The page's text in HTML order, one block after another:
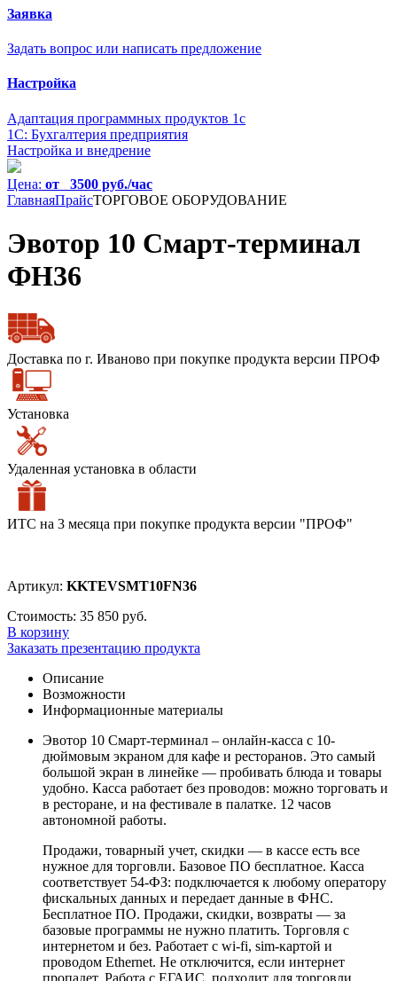
Заявка
Задать вопрос или написать предложение
Настройка
Адаптация программных продуктов 1с
1С: Бухгалтерия предприятия
Настройка и внедрение
Цена: от 3500 руб./час
ГлавнаяПрайсТОРГОВОЕ ОБОРУДОВАНИЕ
Эвотор 10 Смарт-терминал
ФН36
Доставка по г. Иваново при покупке продукта версии ПРОФ
Установка
Удаленная установка в области
ИТС на 3 месяца при покупке продукта версии "ПРОФ"
Артикул: KKTEVSMT10FN36
Стоимость: 35 850 руб.
В корзину
Заказать презентацию продукта
Описание
Возможности
Информационные материалы
Эвотор 10 Смарт-терминал – онлайн-касса с 10-
дюймовым экраном для кафе и ресторанов. Это самый
большой экран в линейке — пробивать блюда и товары
удобно. Касса работает без проводов: можно торговать и
в ресторане, и на фестивале в палатке. 12 часов
автономной работы.
Продажи, товарный учет, скидки — в кассе есть все
нужное для торговли. Базовое ПО бесплатное. Касса
соответствует 54-ФЗ: подключается к любому оператору
фискальных данных и передает данные в ФНС.
Бесплатное ПО. Продажи, скидки, возвраты — за
базовые программы не нужно платить. Торговля с
интернетом и без. Работает с wi-fi, sim-картой и
проводом Ethernet. Не отключится, если интернет
пропадет. Работа с ЕГАИС, подходит для торговли